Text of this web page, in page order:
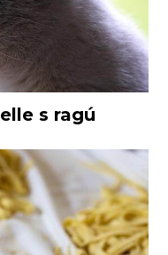
s ragú